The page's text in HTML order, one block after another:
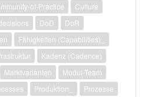
of-Practice
Culture
DoD
DoR
Fähigkeiten (Capabilities)_
Kadenz (Cadence)
Marktvarianten
Modul-Team
Produktion_ Prozesse